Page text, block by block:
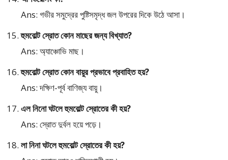
Ans: গভীর সমুদ্রের পুষ্টিসমৃদ্ধ জল উপরের দিকে উঠে আসা।
হুমবোল্ট স্রোত কোন মাছের জন্য বিখ্যাত?
Ans: অ্যাঞ্চোভি মাছ।
হুমবোল্ট স্রোত কোন বায়ুর প্রভাবে প্রবাহিত হয়?
Ans: দক্ষিণ-পূর্ব বাণিজ্য বায়ু।
এল নিনো ঘটলে হুমবোল্ট স্রোতের কী হয়?
Ans: স্রোত দুর্বল হয়ে পড়ে।
লা নিনা ঘটলে হুমবোল্ট স্রোতের কী হয়?